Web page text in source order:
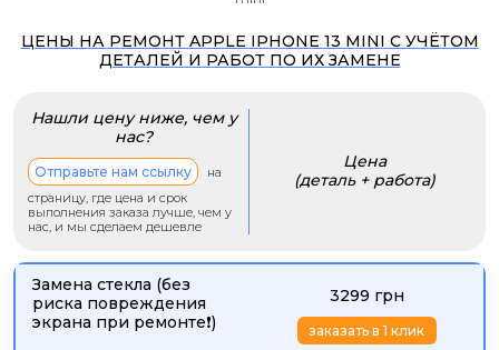
ЦЕНЫ НА РЕМОНТ APPLE IPHONE 13 MINI С УЧЁТОМ
ДЕТАЛЕЙ И РАБОТ ПО ИХ ЗАМЕНЕ
Нашли цену ниже, чем у
нас?
Отправьте нам ссылку
на
страницу, где цена и срок
выполнения заказа лучше, чем у
нас, и мы сделаем дешевле
Цена
(деталь + работа)
Замена стекла (без
риска повреждения
экрана при ремонте❗)
3299 грн
заказать в 1 клик